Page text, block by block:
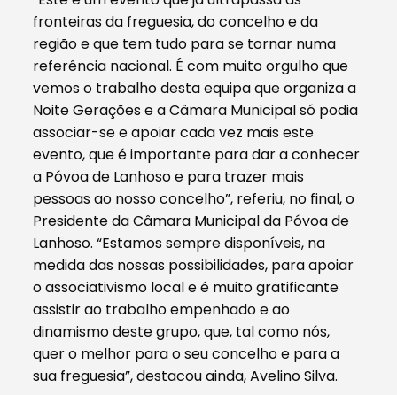
fronteiras da freguesia, do concelho e da
região e que tem tudo para se tornar numa
referência nacional. É com muito orgulho que
vemos o trabalho desta equipa que organiza a
Noite Gerações e a Câmara Municipal só podia
associar-se e apoiar cada vez mais este
evento, que é importante para dar a conhecer
a Póvoa de Lanhoso e para trazer mais
pessoas ao nosso concelho”, referiu, no final, o
Presidente da Câmara Municipal da Póvoa de
Lanhoso. “Estamos sempre disponíveis, na
medida das nossas possibilidades, para apoiar
o associativismo local e é muito gratificante
assistir ao trabalho empenhado e ao
dinamismo deste grupo, que, tal como nós,
quer o melhor para o seu concelho e para a
sua freguesia”, destacou ainda, Avelino Silva.